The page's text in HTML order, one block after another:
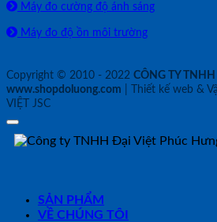
Máy đo cường độ ánh sáng
Máy đo độ ồn môi trường
Copyright © 2010 - 2022 CÔNG TY
www.shopdoluong.com | Thiết kế web &
VIỆT JSC
SẢN PHẨM
VỀ CHÚNG TÔI